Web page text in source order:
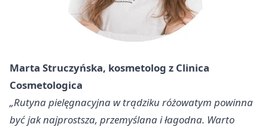
Marta Struczyńska, kosmetolog z Clinica
Cosmetologica
„Rutyna pielęgnacyjna w trądziku różowatym powinna
być jak najprostsza, przemyślana i łagodna. Warto